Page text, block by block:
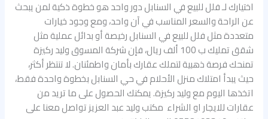
اختيارك لـ فلل للبيع في السنابل دور واحد هو خطوة ذكية لمن يبحث
عن الراحة والسعر المناسب في آن واحد، ومع وجود خيارات
متعددة مثل فلل للبيع في السنابل رخيصة أو بدائل عملية مثل
شقق تمليك ب 100 ألف ريال، فإن شركة المسوق وليد ركيزة
تمنحك فرصة ذهبية لتملك عقارك بأمان واطمئنان. لا تنتظر أكثر،
حيث يبدأ امتلاك منزل الأحلام في حي السنابل بخطوة واحدة فقط،
اتخذها اليوم مع وليد ركيزة. يمكنك الحصول على ما تريد من
عقارات للايجار او الشراء مكتب وليد عبد العزيز تواصل معنا على